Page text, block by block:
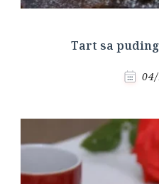
Tart sa